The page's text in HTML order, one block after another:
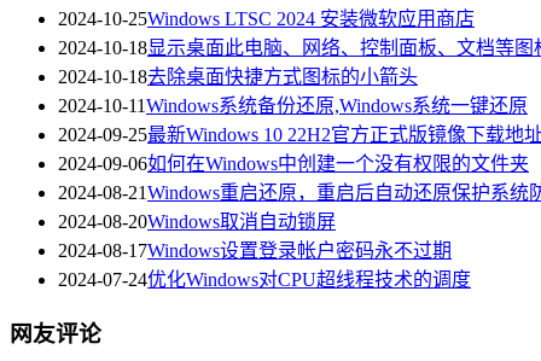
2024-10-25Windows LTSC 2024 安装微软应用商店
2024-10-18显示桌面此电脑、网络、控制面板、文档等图
2024-10-18去除桌面快捷方式图标的小箭头
2024-10-11Windows系统备份还原,Windows系统一键还原
2024-09-25最新Windows 10 22H2官方正式版镜像下载地
2024-09-06如何在Windows中创建一个没有权限的文件夹
2024-08-21Windows重启还原，重启后自动还原保护系统
2024-08-20Windows取消自动锁屏
2024-08-17Windows设置登录帐户密码永不过期
2024-07-24优化Windows对CPU超线程技术的调度
网友评论